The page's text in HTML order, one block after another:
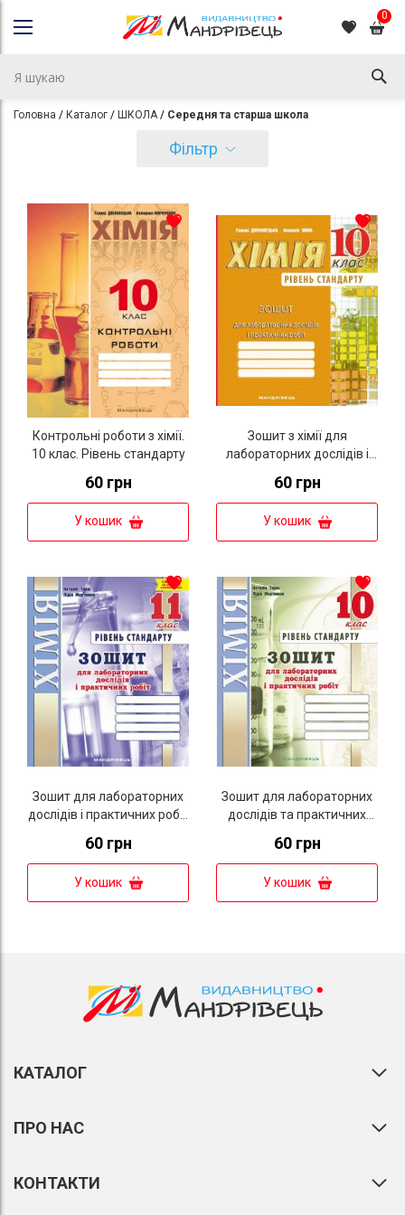
0
Головна Каталог ШКОЛА Середня та старша школа
Фільтр
Контрольні роботи з хімії.
10 клас. Рівень стандарту
60 грн
У кошик
Зошит з хімії для
лабораторних дослідів і
Рівень СТАНДАРТУ.
(Дубковецька Г. М. та ін.)
60 грн
У кошик
Зошит для лабораторних
дослідів і практичних робіт
стандарту (Тарас Н.І.,
Мартинюк Л.О.)
60 грн
У кошик
Зошит для лабораторних
дослідів та практичних
стандарту (Тарас Н.І.,
Мартинюк Л.О.)
60 грн
У кошик
КАТАЛОГ
ПРО НАС
КОНТАКТИ